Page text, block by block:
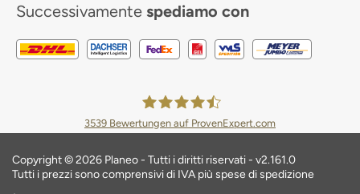
Successivamente spediamo con
3539 Bewertungen auf ProvenExpert.com
Copyright © 2026 Planeo - Tutti i diritti riservati - v2.161.0
Tutti i prezzi sono comprensivi di IVA più spese di spedizione